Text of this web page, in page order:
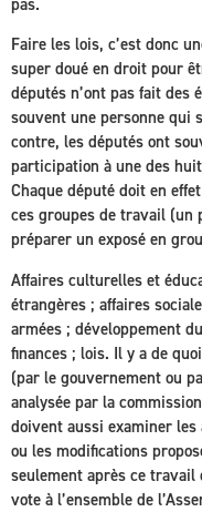
Faire les lois, c’est donc
super doué en droit pour
députés n’ont pas fait des
souvent une personne qui
contre, les députés ont
participation à une des
Chaque député doit en
ces groupes de travail (un
préparer un exposé en
Affaires culturelles et
étrangères ; affaires
armées ; développement
finances ; lois. Il y a de
(par le gouvernement ou
analysée par la
doivent aussi examiner les
ou les modifications
seulement après ce travail
vote à l’ensemble de